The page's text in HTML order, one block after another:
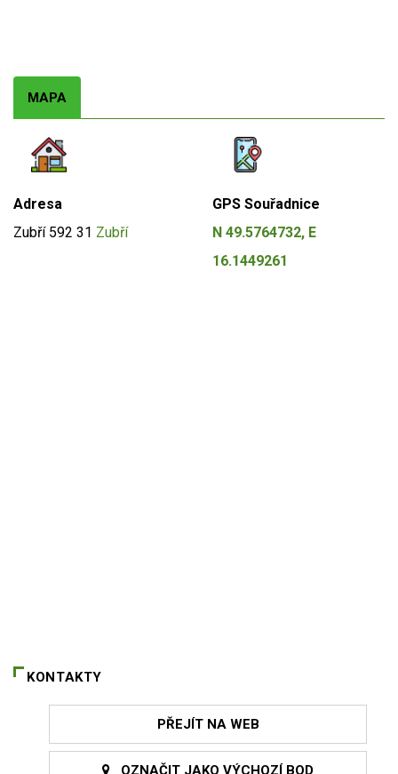
MAPA
Adresa
Zubří 592 31 Zubří
GPS Souřadnice
N 49.5764732, E
16.1449261
KONTAKTY
PŘEJÍT NA WEB